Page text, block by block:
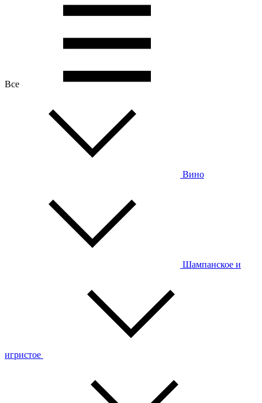
Все
Вино
Шампанское и
игристое